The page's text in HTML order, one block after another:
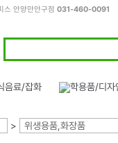
스 안양만안구점 031-460-0091
> 위생용품,화장품